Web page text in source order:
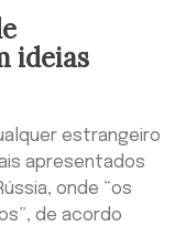
ideias
estrangeiro
apresentados
onde “os
de acordo